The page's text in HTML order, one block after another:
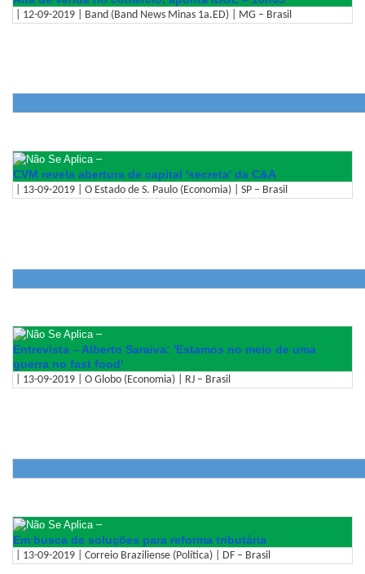
| 12-09-2019 | Band (Band News Minas 1a.ED) | MG – Brasil
–
CVM revela abertura de capital 'secreta' da C&A
| 13-09-2019 | O Estado de S. Paulo (Economia) | SP – Brasil
–
Entrevista – Alberto Saraiva: 'Estamos no meio de uma
guerra no fast food'
| 13-09-2019 | O Globo (Economia) | RJ – Brasil
–
Em busca de soluções para reforma tributária
| 13-09-2019 | Correio Braziliense (Política) | DF – Brasil